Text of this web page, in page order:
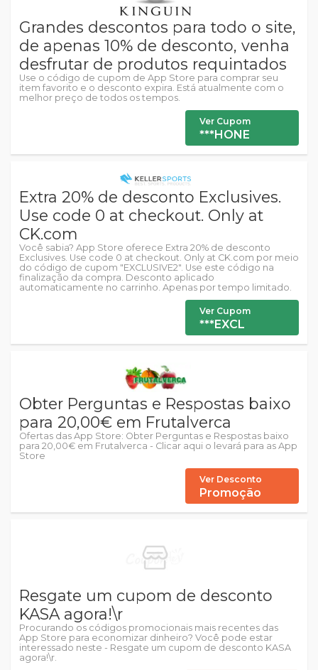
Grandes descontos para todo o site,
de apenas 10% de desconto, venha
desfrutar de produtos requintados
Use o código de cupom de App Store para comprar seu
item favorito e o desconto expira. Está atualmente com o
melhor preço de todos os tempos.
Ver Cupom
***HONE
Extra 20% de desconto Exclusives.
Use code 0 at checkout. Only at
CK.com
Você sabia? App Store oferece Extra 20% de desconto
Exclusives. Use code 0 at checkout. Only at CK.com por meio
do código de cupom "EXCLUSIVE2". Use este código na
finalização da compra. Desconto aplicado
automaticamente no carrinho. Apenas por tempo limitado.
Ver Cupom
***EXCL
Obter Perguntas e Respostas baixo
para 20,00€ em Frutalverca
Ofertas das App Store: Obter Perguntas e Respostas baixo
para 20,00€ em Frutalverca - Clicar aqui o levará para as App
Store
Ver Desconto
Promoção
Resgate um cupom de desconto
KASA agora!\r
Procurando os códigos promocionais mais recentes das
App Store para economizar dinheiro? Você pode estar
interessado neste - Resgate um cupom de desconto KASA
agora!\r.